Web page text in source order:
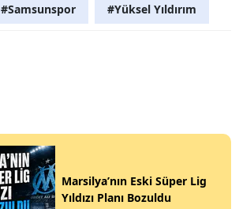
#Samsunspor #Yüksel Yıldırım
Marsilya’nın Eski Süper Lig
Yıldızı Planı Bozuldu